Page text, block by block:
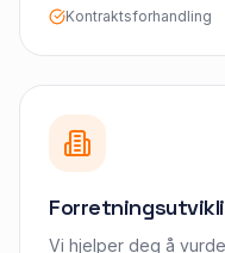
Kontraktsforhandling
Vi hjelper deg å